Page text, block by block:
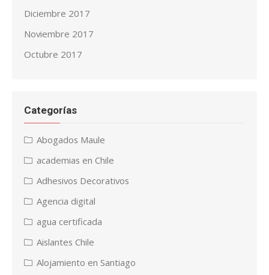
Diciembre 2017
Noviembre 2017
Octubre 2017
Categorías
Abogados Maule
academias en Chile
Adhesivos Decorativos
Agencia digital
agua certificada
Aislantes Chile
Alojamiento en Santiago